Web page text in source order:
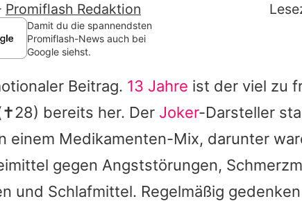
Promiflash Redaktion
Damit du die spannendsten
Promiflash-News auch bei
Google siehst.
Beitrag. 13 Jahre ist der viel zu
bereits her. Der Joker-Darsteller
einem Medikamenten-Mix, darunter
gegen Angststörungen,
und Schlafmittel. Regelmäßig